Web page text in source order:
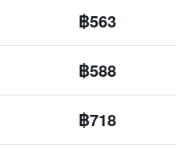
฿563
฿588
฿718